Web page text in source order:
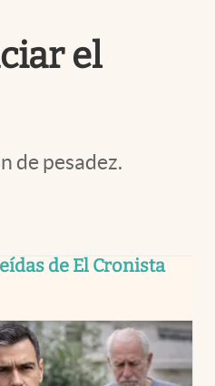
el
de pesadez.
de El Cronista